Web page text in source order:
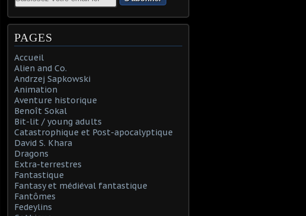
PAGES
Accueil
Alien and Co.
Andrzej Sapkowski
Animation
Aventure historique
Benoît Sokal
Bit-lit / young adults
Catastrophique et Post-apocalyptique
David S. Khara
Dragons
Extra-terrestres
Fantastique
Fantasy et médiéval fantastique
Fantômes
Fedeylins